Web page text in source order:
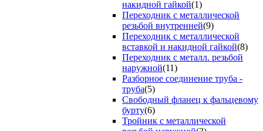
накидной гайкой(1)
Переходник с металлической
резьбой внутренней(9)
Переходник с металлической
вставкой и накидной гайкой(8)
Переходник с металл. резьбой
наружной(11)
Разборное соединение труба -
труба(5)
Свободный фланец к фальцевому
бурту(6)
Тройник с металлической